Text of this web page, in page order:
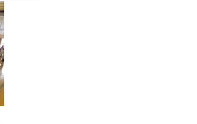
、学生の皆さんありがと